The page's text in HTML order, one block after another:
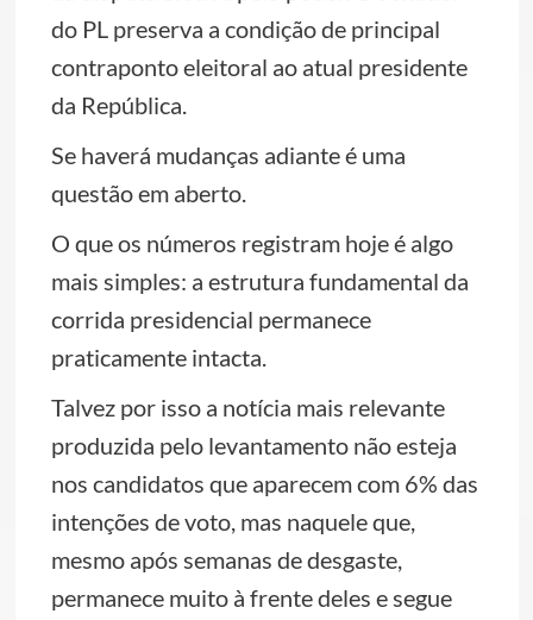
do PL preserva a condição de principal
contraponto eleitoral ao atual presidente
da República.
Se haverá mudanças adiante é uma
questão em aberto.
O que os números registram hoje é algo
mais simples: a estrutura fundamental da
corrida presidencial permanece
praticamente intacta.
Talvez por isso a notícia mais relevante
produzida pelo levantamento não esteja
nos candidatos que aparecem com 6% das
intenções de voto, mas naquele que,
mesmo após semanas de desgaste,
permanece muito à frente deles e segue